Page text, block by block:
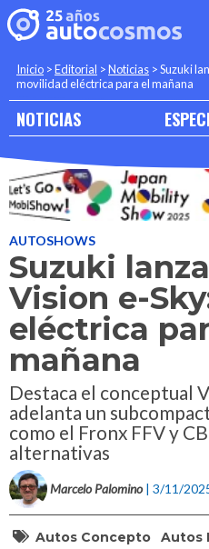
Inicio >Editorial >Noticias >Suzuki
movilidad eléctrica para el mañana
NOTICIAS
AUTOSHOWS
Suzuki
Vision e-
eléctrica
mañana
Destaca el conceptual
adelanta un
como el Fronx FFV y
alternativas
Marcelo Palomino | 3/11/
Autos Concepto
Autos